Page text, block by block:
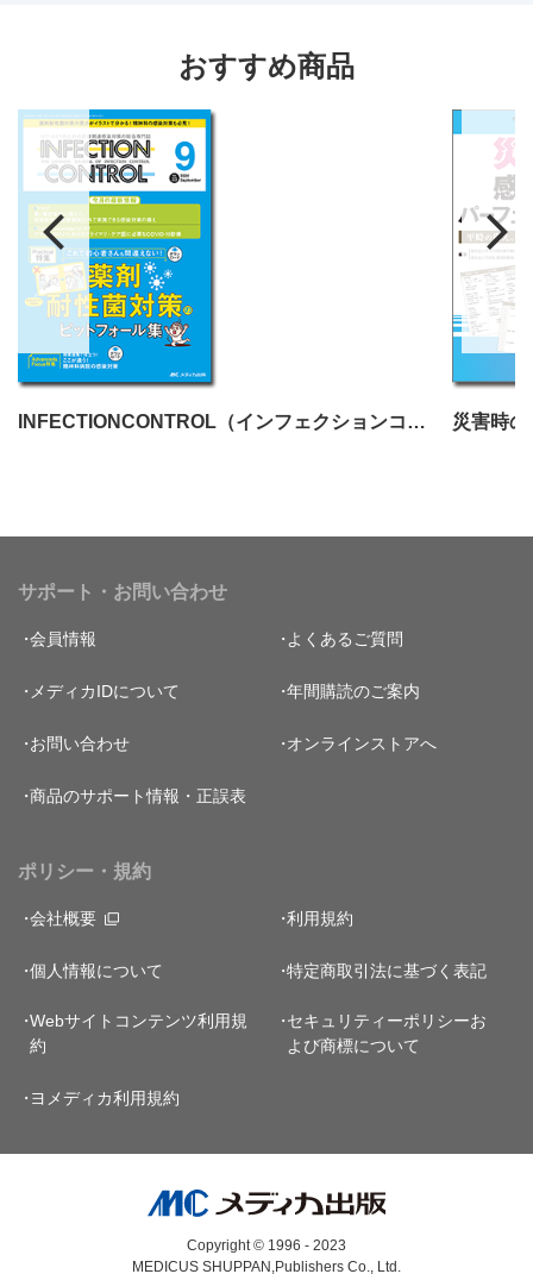
おすすめ商品
INFECTIONCONTROL（インフェクションコントロール）2024年9月号 災害時
サポート・お問い合わせ
会員情報 よくあるご質問
メディカIDについて 年間購読のご案内
お問い合わせ オンラインストアへ
商品のサポート情報・正誤表
ポリシー・規約
会社概要 利用規約
個人情報について 特定商取引法に基づく表記
Webサイトコンテンツ利用規
約
セキュリティーポリシーお
よび商標について
ヨメディカ利用規約
Copyright © 1996 - 2023
MEDICUS SHUPPAN,Publishers Co., Ltd.